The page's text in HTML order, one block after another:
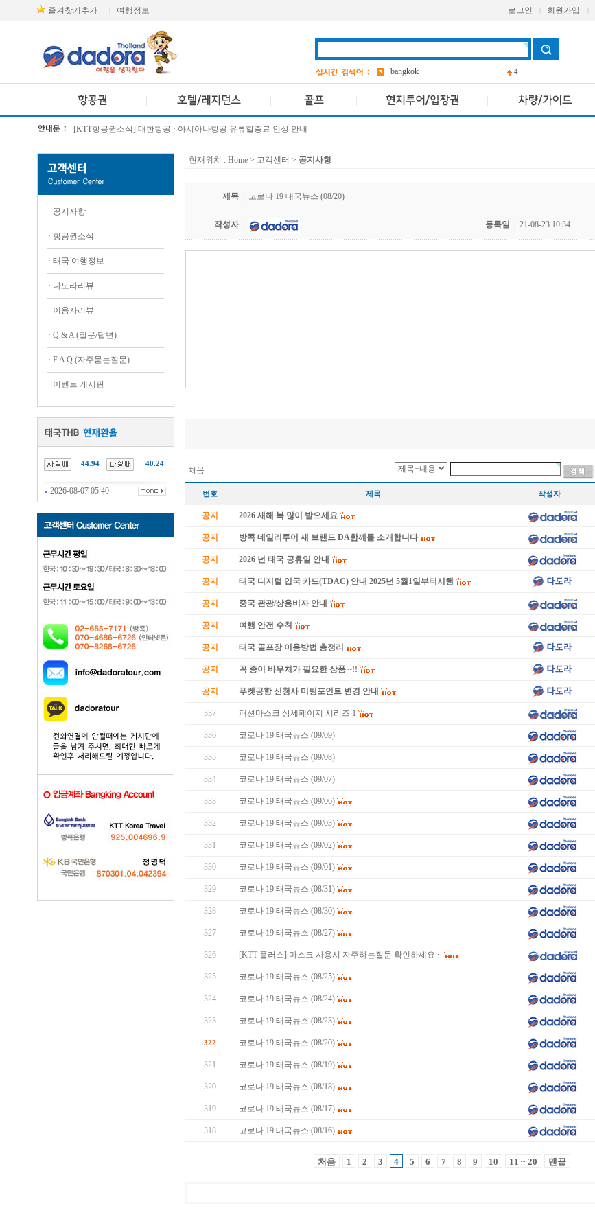
즐겨찾기추가 여행정보 로그인 회원가입
grand
2
a one
bangkok
4
Pcr
앳 마인드
AETAS
[KTT항공권소식] 대한항공 · 아시아나항공 유류할증료 인상 안내
· 공지사항
· 항공권소식
· 태국 여행정보
· 다도라리뷰
· 이용자리뷰
· Q & A (질문/답변)
· F A Q (자주묻는질문)
· 이벤트 게시판
44.94 40.24
2026-08-07 05:40
현재위치 : Home > 고객센터 > 공지사항
제목 코로나 19 태국뉴스 (08/20)
작성자 등록일 21-08-23 10:34
처음
번호 제목 작성자
공지 2026 새해 복 많이 받으세요
공지 방콕 데일리투어 새 브랜드 DA함께를 소개합니다
공지 2026 년 태국 공휴일 안내
공지 태국 디지털 입국 카드(TDAC) 안내 2025년 5월1일부터시행
공지 중국 관광/상용비자 안내
공지 여행 안전 수칙
공지 태국 골프장 이용방법 총정리
공지 꼭 종이 바우처가 필요한 상품 ~!!
공지 푸켓공항 신청사 미팅포인트 변경 안내
337 패션마스크 상세페이지 시리즈 1
336 코로나 19 태국뉴스 (09/09)
335 코로나 19 태국뉴스 (09/08)
334 코로나 19 태국뉴스 (09/07)
333 코로나 19 태국뉴스 (09/06)
332 코로나 19 태국뉴스 (09/03)
331 코로나 19 태국뉴스 (09/02)
330 코로나 19 태국뉴스 (09/01)
329 코로나 19 태국뉴스 (08/31)
328 코로나 19 태국뉴스 (08/30)
327 코로나 19 태국뉴스 (08/27)
326 [KTT 플러스] 마스크 사용시 자주하는질문 확인하세요 ~
325 코로나 19 태국뉴스 (08/25)
324 코로나 19 태국뉴스 (08/24)
323 코로나 19 태국뉴스 (08/23)
322 코로나 19 태국뉴스 (08/20)
321 코로나 19 태국뉴스 (08/19)
320 코로나 19 태국뉴스 (08/18)
319 코로나 19 태국뉴스 (08/17)
318 코로나 19 태국뉴스 (08/16)
처음 1 2 3 4 5 6 7 8 9 10 11 ~ 20 맨끝